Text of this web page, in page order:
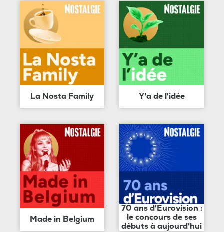
La Nosta Family Y'a de l'idée
Made in Belgium
70 ans d'Eurovision :
le concours de ses
débuts à aujourd'hui